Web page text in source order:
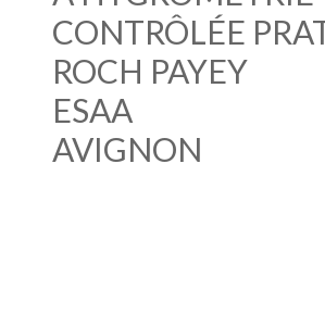
CONTRÔLÉE
ROCH PAYEY
ESAA
AVIGNON